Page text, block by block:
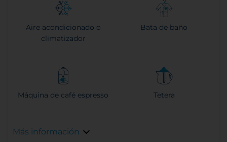
Aire acondicionado o
climatizador
Bata de baño
Máquina de café espresso Tetera
Más información